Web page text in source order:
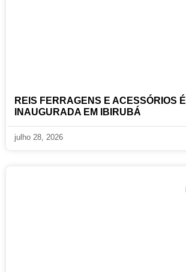
REIS FERRAGENS E ACESSÓRIOS É
INAUGURADA EM IBIRUBÁ
julho 28, 2026